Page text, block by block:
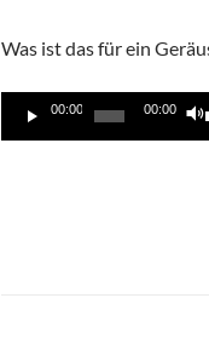
Was ist das für ein
Audio-00:00 00:00